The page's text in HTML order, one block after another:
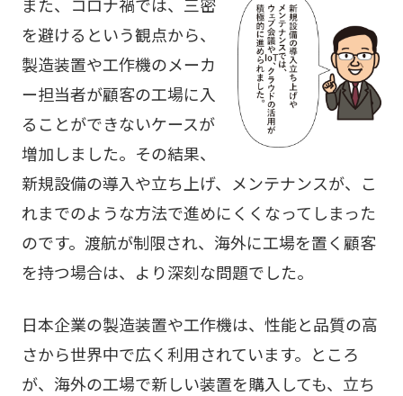
を避けるという観点から、
製造装置や工作機のメーカ
ー担当者が顧客の工場に入
ることができないケースが
増加しました。その結果、
新規設備の導入や立ち上げ、メンテナンスが、こ
れまでのような方法で進めにくくなってしまった
のです。渡航が制限され、海外に工場を置く顧客
を持つ場合は、より深刻な問題でした。
日本企業の製造装置や工作機は、性能と品質の高
さから世界中で広く利用されています。ところ
が、海外の工場で新しい装置を購入しても、立ち